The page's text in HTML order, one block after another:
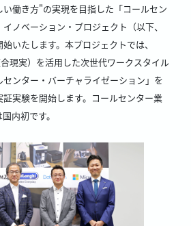
働き方"の実現を目指した「コールセン
ノベーション・プロジェクト（以下、
いたします。本プロジェクトでは、
現実）を活用した次世代ワークスタイル
ンター・バーチャライゼーション」を
実験を開始します。コールセンター業
内初です。